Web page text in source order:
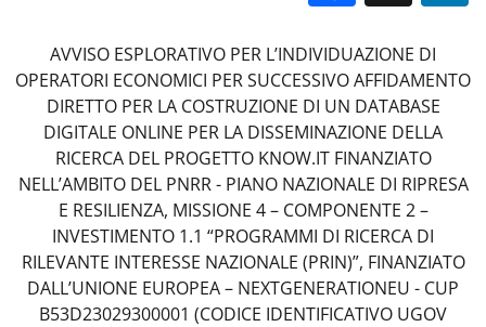
AVVISO ESPLORATIVO PER L’INDIVIDUAZIONE DI
OPERATORI ECONOMICI PER SUCCESSIVO AFFIDAMENTO
DIRETTO PER LA COSTRUZIONE DI UN DATABASE
DIGITALE ONLINE PER LA DISSEMINAZIONE DELLA
RICERCA DEL PROGETTO KNOW.IT FINANZIATO
NELL’AMBITO DEL PNRR - PIANO NAZIONALE DI RIPRESA
E RESILIENZA, MISSIONE 4 – COMPONENTE 2 –
INVESTIMENTO 1.1 “PROGRAMMI DI RICERCA DI
RILEVANTE INTERESSE NAZIONALE (PRIN)”, FINANZIATO
DALL’UNIONE EUROPEA – NEXTGENERATIONEU - CUP
B53D23029300001 (CODICE IDENTIFICATIVO UGOV